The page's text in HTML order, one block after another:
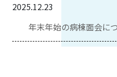
2025.12.23
年末年始の病棟面会に